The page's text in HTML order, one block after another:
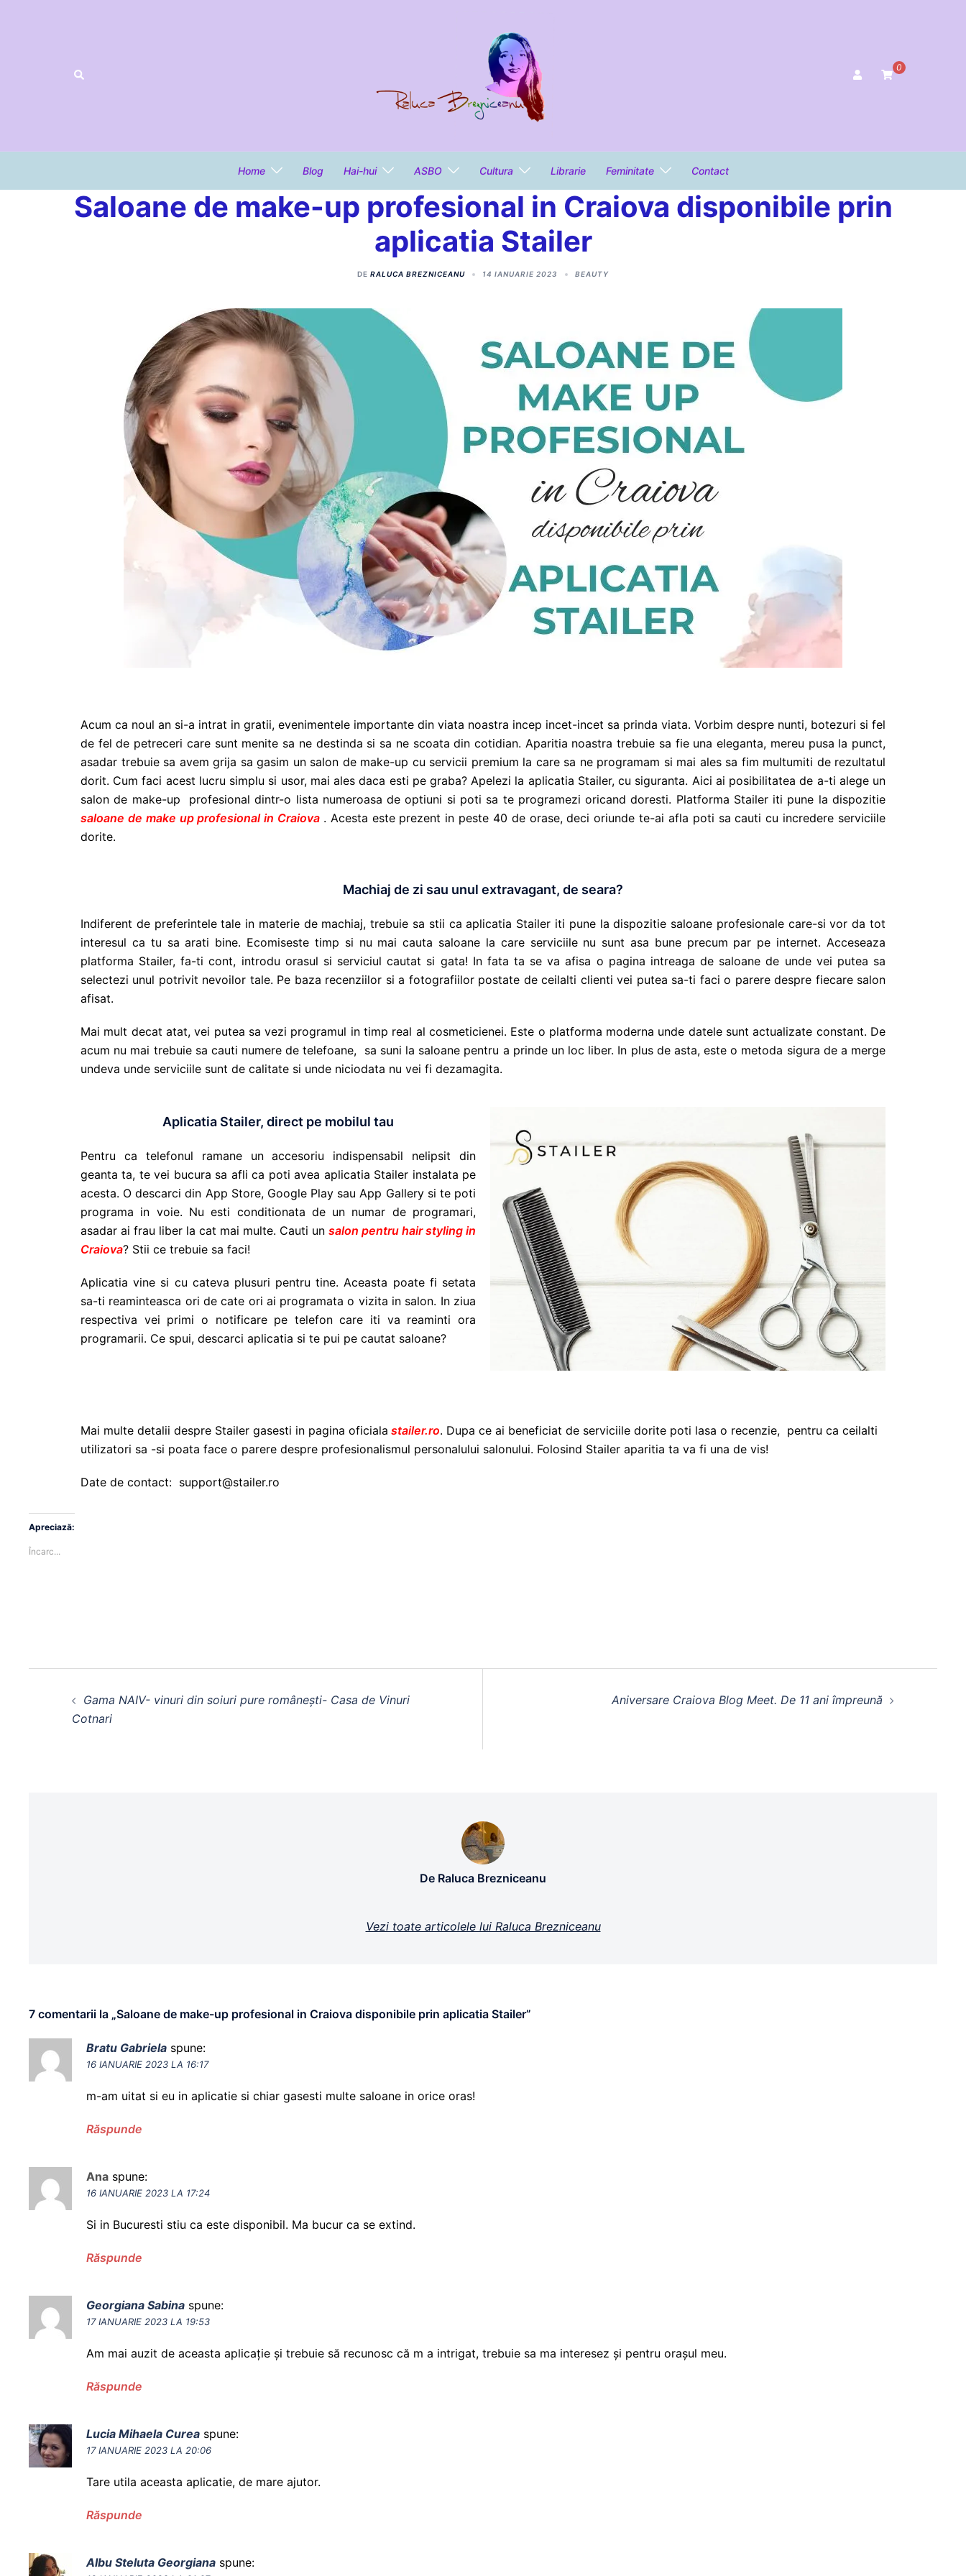
0
Home Blog Hai-hui ASBO Cultura Librarie Feminitate Contact
Saloane de make-up profesional in Craiova disponibile prin
aplicatia Stailer
DE RALUCA BREZNICEANU 14 IANUARIE 2023 BEAUTY
Acum ca noul an si-a intrat in gratii, evenimentele importante din viata noastra incep incet-incet sa prinda viata. Vorbim despre nunti, botezuri si fel
de fel de petreceri care sunt menite sa ne destinda si sa ne scoata din cotidian. Aparitia noastra trebuie sa fie una eleganta, mereu pusa la punct,
asadar trebuie sa avem grija sa gasim un salon de make-up cu servicii premium la care sa ne programam si mai ales sa fim multumiti de rezultatul
dorit. Cum faci acest lucru simplu si usor, mai ales daca esti pe graba? Apelezi la aplicatia Stailer, cu siguranta. Aici ai posibilitatea de a-ti alege un
salon de make-up profesional dintr-o lista numeroasa de optiuni si poti sa te programezi oricand doresti. Platforma Stailer iti pune la dispozitie
saloane de make up profesional in Craiova . Acesta este prezent in peste 40 de orase, deci oriunde te-ai afla poti sa cauti cu incredere serviciile
dorite.
Machiaj de zi sau unul extravagant, de seara?
Indiferent de preferintele tale in materie de machiaj, trebuie sa stii ca aplicatia Stailer iti pune la dispozitie saloane profesionale care-si vor da tot
interesul ca tu sa arati bine. Ecomiseste timp si nu mai cauta saloane la care serviciile nu sunt asa bune precum par pe internet. Acceseaza
platforma Stailer, fa-ti cont, introdu orasul si serviciul cautat si gata! In fata ta se va afisa o pagina intreaga de saloane de unde vei putea sa
selectezi unul potrivit nevoilor tale. Pe baza recenziilor si a fotografiilor postate de ceilalti clienti vei putea sa-ti faci o parere despre fiecare salon
afisat.
Mai mult decat atat, vei putea sa vezi programul in timp real al cosmeticienei. Este o platforma moderna unde datele sunt actualizate constant. De
acum nu mai trebuie sa cauti numere de telefoane, sa suni la saloane pentru a prinde un loc liber. In plus de asta, este o metoda sigura de a merge
undeva unde serviciile sunt de calitate si unde niciodata nu vei fi dezamagita.
Aplicatia Stailer, direct pe mobilul tau
Pentru ca telefonul ramane un accesoriu indispensabil nelipsit din
geanta ta, te vei bucura sa afli ca poti avea aplicatia Stailer instalata pe
acesta. O descarci din App Store, Google Play sau App Gallery si te poti
programa in voie. Nu esti conditionata de un numar de programari,
asadar ai frau liber la cat mai multe. Cauti un salon pentru hair styling in
Craiova? Stii ce trebuie sa faci!
Aplicatia vine si cu cateva plusuri pentru tine. Aceasta poate fi setata
sa-ti reaminteasca ori de cate ori ai programata o vizita in salon. In ziua
respectiva vei primi o notificare pe telefon care iti va reaminti ora
programarii. Ce spui, descarci aplicatia si te pui pe cautat saloane?
Mai multe detalii despre Stailer gasesti in pagina oficiala stailer.ro. Dupa ce ai beneficiat de serviciile dorite poti lasa o recenzie, pentru ca ceilalti
utilizatori sa -si poata face o parere despre profesionalismul personalului salonului. Folosind Stailer aparitia ta va fi una de vis!
Date de contact: support@stailer.ro
Apreciază:
Încarc...
Gama NAIV- vinuri din soiuri pure românești- Casa de Vinuri
Cotnari
Aniversare Craiova Blog Meet. De 11 ani împreună
De Raluca Brezniceanu
Vezi toate articolele lui Raluca Brezniceanu
7 comentarii la „Saloane de make-up profesional in Craiova disponibile prin aplicatia Stailer”
Bratu Gabriela spune:
16 IANUARIE 2023 LA 16:17
m-am uitat si eu in aplicatie si chiar gasesti multe saloane in orice oras!
Răspunde
Ana spune:
16 IANUARIE 2023 LA 17:24
Si in Bucuresti stiu ca este disponibil. Ma bucur ca se extind.
Răspunde
Georgiana Sabina spune:
17 IANUARIE 2023 LA 19:53
Am mai auzit de aceasta aplicație și trebuie să recunosc că m a intrigat, trebuie sa ma interesez și pentru orașul meu.
Răspunde
Lucia Mihaela Curea spune:
17 IANUARIE 2023 LA 20:06
Tare utila aceasta aplicatie, de mare ajutor.
Răspunde
Albu Steluta Georgiana spune: